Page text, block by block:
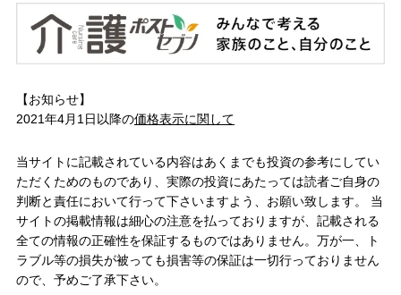
【お知らせ】
2021年4月1日以降の価格表示に関して
当サイトに記載されている内容はあくまでも投資の参考にしてい
ただくためのものであり、実際の投資にあたっては読者ご自身の
判断と責任において行って下さいますよう、お願い致します。 当
サイトの掲載情報は細心の注意を払っておりますが、記載される
全ての情報の正確性を保証するものではありません。万が一、ト
ラブル等の損失が被っても損害等の保証は一切行っておりません
ので、予めご了承下さい。